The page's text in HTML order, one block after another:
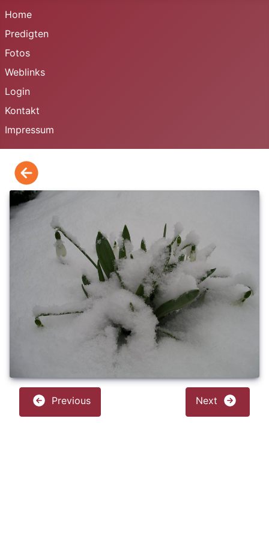
Home
Predigten
Fotos
Weblinks
Login
Kontakt
Impressum
Previous Next